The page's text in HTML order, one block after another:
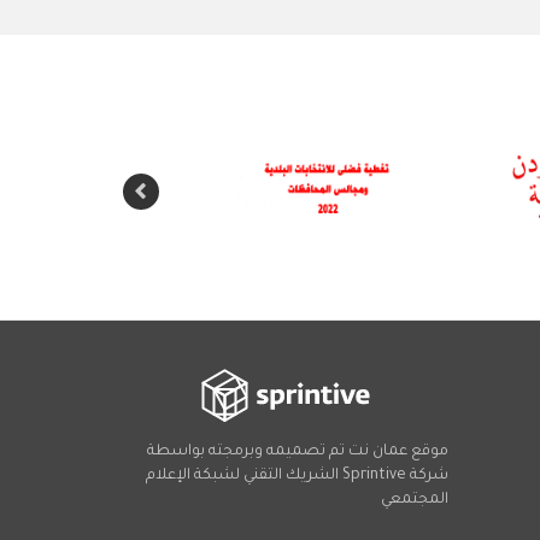
موقع عمان نت تم تصميمه وبرمجته بواسطة
شركة Sprintive الشريك التقني لشبكة الإعلام
المجتمعي